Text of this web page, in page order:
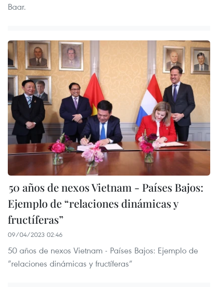
Baar.
50 años de nexos Vietnam - Países Bajos:
Ejemplo de “relaciones dinámicas y
fructíferas”
09/04/2023 02:46
50 años de nexos Vietnam - Países Bajos: Ejemplo de
“relaciones dinámicas y fructíferas”